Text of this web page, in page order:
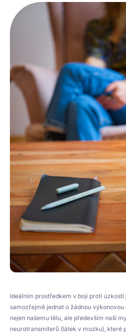
Ideálním prostředkem v boji proti úzkosti
samozřejmě jednat o žádnou
nejen našemu tělu, ale především naší
neurotransmiterů (látek v mozku), které